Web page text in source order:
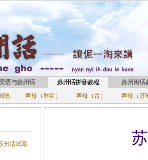
语与苏州话 苏州话拼音教程
苏州闲话
览
声母（唇齿） 声母（舌） 声母（牙
州话试唱